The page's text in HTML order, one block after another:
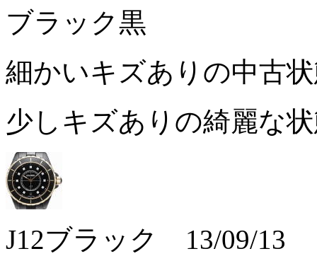
ブラック黒
細かいキズありの中古
少しキズありの綺麗な
J12ブラック 13/09/13